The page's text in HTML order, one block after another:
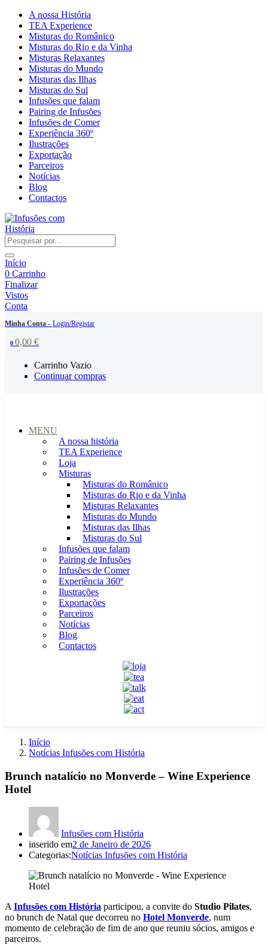
A nossa História
TEA Experience
Misturas do Românico
Misturas do Rio e da Vinha
Misturas Relaxantes
Misturas do Mundo
Misturas das Ilhas
Misturas do Sul
Infusões que falam
Pairing de Infusões
Infusões de Comer
Experiência 360º
Ilustrações
Exportação
Parceiros
Notícias
Blog
Contactos
Início
0 Carrinho
Finalizar
Vistos
Conta
Minha Conta - Login/Registar
0 0,00 €
Carrinho Vazio
Continuar compras
MENU
A nossa história
TEA Experience
Loja
Misturas
Misturas do Românico
Misturas do Rio e da Vinha
Misturas Relaxantes
Misturas do Mundo
Misturas das Ilhas
Misturas do Sul
Infusões que falam
Pairing de Infusões
Infusões de Comer
Experiência 360º
Ilustrações
Exportações
Parceiros
Notícias
Blog
Contactos
Início
Notícias Infusões com História
Brunch natalício no Monverde – Wine Experience
Hotel
Infusões com História
inserido em2 de Janeiro de 2026
Categorias:Notícias Infusões com História
AInfusões com História participou, a convite do Studio Pilates,
no brunch de Natal que decorreu no Hotel Monverde, num
momento de celebração de fim de ano que reuniu sócios, amigos e
parceiros.